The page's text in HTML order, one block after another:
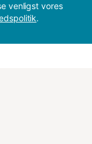
venligst vores
.